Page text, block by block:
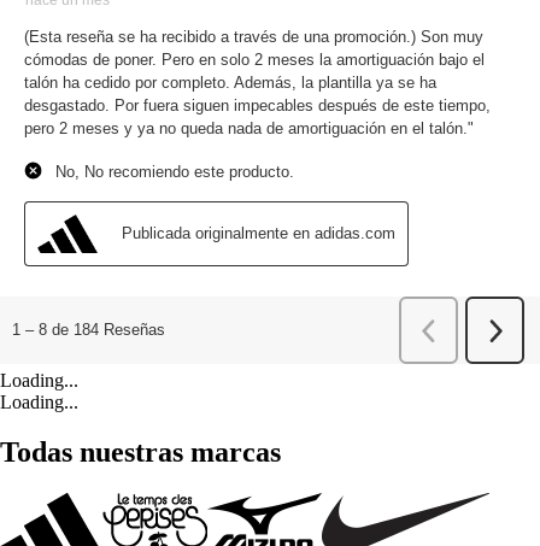
Loading...
Loading...
Todas nuestras marcas